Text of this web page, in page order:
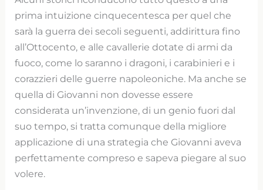
prima intuizione cinquecentesca per quel che
sarà la guerra dei secoli seguenti, addirittura fino
all’Ottocento, e alle cavallerie dotate di armi da
fuoco, come lo saranno i dragoni, i carabinieri e i
corazzieri delle guerre napoleoniche. Ma anche se
quella di Giovanni non dovesse essere
considerata un’invenzione, di un genio fuori dal
suo tempo, si tratta comunque della migliore
applicazione di una strategia che Giovanni aveva
perfettamente compreso e sapeva piegare al suo
volere.